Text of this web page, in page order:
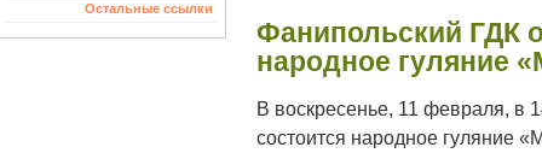
Остальные ссылки
Фанипольский ГДК
народное гуляние
В воскресенье, 11 февраля, в
состоится народное гуляние